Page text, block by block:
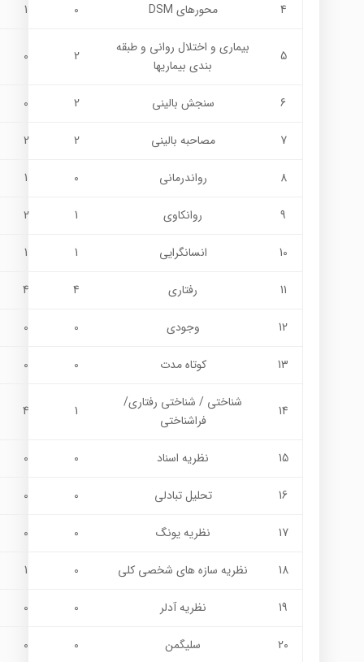
4 محورهای DSM 0
1
5
بیماری و اختلال روانی و طبقه
بندی بيماريها
2
0
6 سنجش بالینی 2
0
7 مصاحبه بالینی 2
2
8 رواندرمانی 0
1
9 روانکاوی 1
2
10 انسانگرایی 1
1
11 رفتاری 4
4
12 وجودی 0
0
13 کوتاه مدت 0
0
14
شناختی / شناختي رفتاري/
فراشناختي
1
4
15 نظریه اسناد 0
0
16 تحلیل تبادلی 0
0
17 نظریه یونگ 0
0
18 نظريه سازه هاي شخصي كلي 0
1
19 نظریه آدلر 0
0
20 سليگمن 0
0